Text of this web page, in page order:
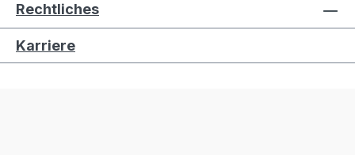
Rechtliches
Karriere